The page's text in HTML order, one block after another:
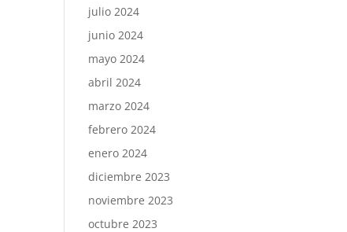
julio 2024
junio 2024
mayo 2024
abril 2024
marzo 2024
febrero 2024
enero 2024
diciembre 2023
noviembre 2023
octubre 2023